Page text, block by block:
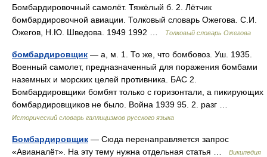
Бомбардировочный самолёт. Тяжёлый б. 2. Лётчик
бомбардировочной авиации. Толковый словарь Ожегова. С.И.
Ожегов, Н.Ю. Шведова. 1949 1992 …
Толковый словарь Ожегова
бомбардировщик — а, м. 1. То же, что бомбовоз. Уш. 1935.
Военный самолет, предназначенный для поражения бомбами
наземных и морских целей противника. БАС 2.
Бомбардировщики бомбят только с горизонтали, а пикирующих
бомбардировщиков не было. Война 1939 95. 2. разг …
Исторический словарь галлицизмов русского языка
Бомбардировщик — Сюда перенаправляется запрос
«Авианалёт». На эту тему нужна отдельная статья …
Википедия